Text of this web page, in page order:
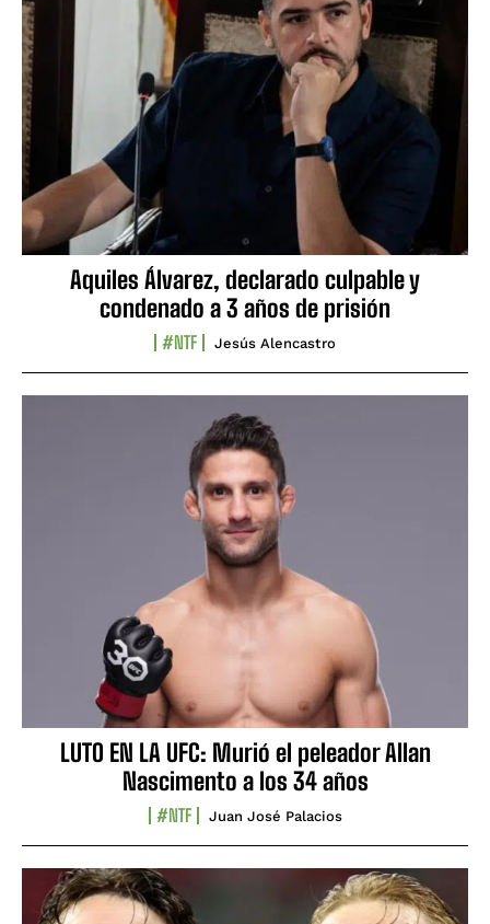
Aquiles Álvarez, declarado culpable y
condenado a 3 años de prisión
#NTF Jesús Alencastro
LUTO EN LA UFC: Murió el peleador Allan
Nascimento a los 34 años
#NTF Juan José Palacios